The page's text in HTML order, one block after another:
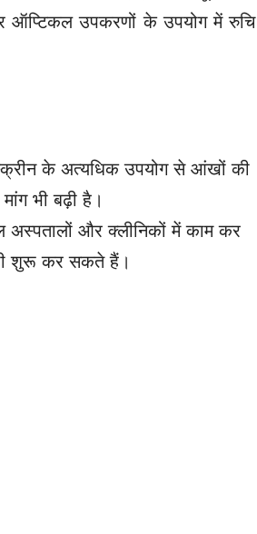
उपकरणों के उपयोग में रुचि
के अत्यधिक उपयोग से आंखों की
भी बढ़ी है।
और क्लीनिकों में काम कर
शुरू कर सकते हैं।